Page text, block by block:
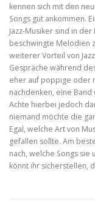
kennen sich mit den
Songs gut ankommen.
Jazz-Musiker sind in
beschwingte Melodien
weiterer Vorteil von
Gespräche während
eher auf poppige oder
nachdenken, eine
Achte hierbei jedoch
niemand möchte die
Egal, welche Art von
gefallen sollte. Am
nach, welche Songs
könnt ihr sicherstellen,